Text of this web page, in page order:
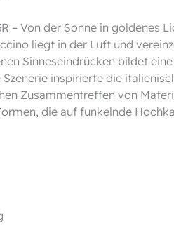
– Von der Sonne in goldenes
liegt in der Luft und
Sinneseindrücken bildet
inspirierte die
Zusammentreffen von
die auf funkelnde